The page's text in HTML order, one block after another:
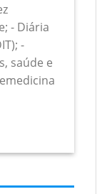
- Diária
-
saúde e